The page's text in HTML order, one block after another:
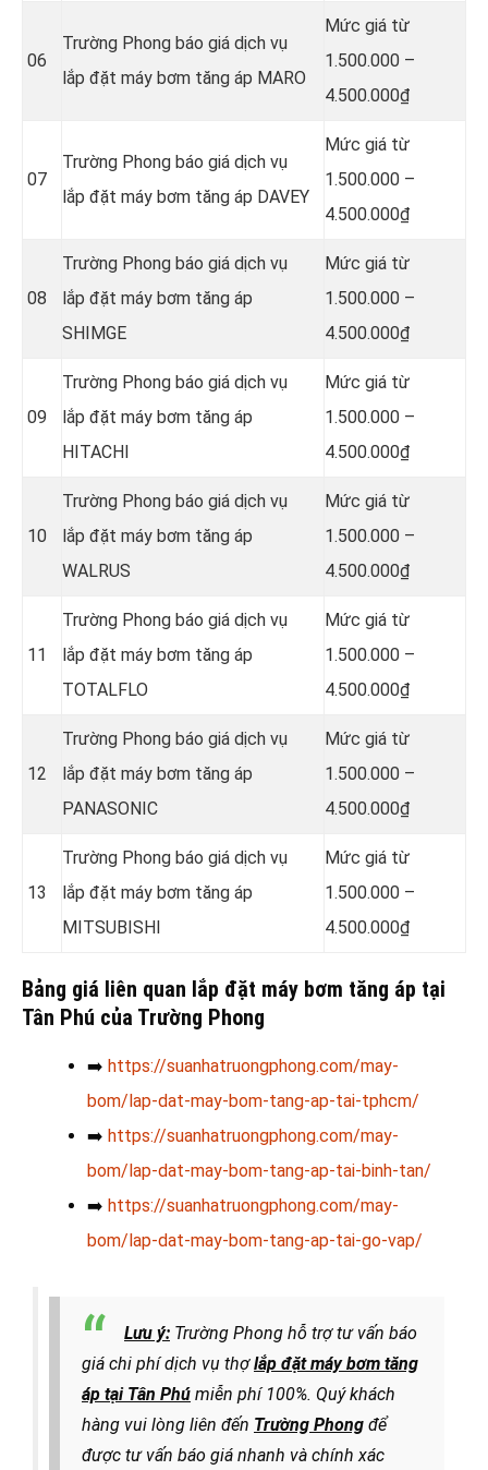
06
Trường Phong báo giá dịch vụ
lắp đặt máy bơm tăng áp MARO
Mức giá từ
1.500.000 –
4.500.000₫
07
Trường Phong báo giá dịch vụ
lắp đặt máy bơm tăng áp DAVEY
Mức giá từ
1.500.000 –
4.500.000₫
08
Trường Phong báo giá dịch vụ
lắp đặt máy bơm tăng áp
SHIMGE
Mức giá từ
1.500.000 –
4.500.000₫
09
Trường Phong báo giá dịch vụ
lắp đặt máy bơm tăng áp
HITACHI
Mức giá từ
1.500.000 –
4.500.000₫
10
Trường Phong báo giá dịch vụ
lắp đặt máy bơm tăng áp
WALRUS
Mức giá từ
1.500.000 –
4.500.000₫
11
Trường Phong báo giá dịch vụ
lắp đặt máy bơm tăng áp
TOTALFLO
Mức giá từ
1.500.000 –
4.500.000₫
12
Trường Phong báo giá dịch vụ
lắp đặt máy bơm tăng áp
PANASONIC
Mức giá từ
1.500.000 –
4.500.000₫
13
Trường Phong báo giá dịch vụ
lắp đặt máy bơm tăng áp
MITSUBISHI
Mức giá từ
1.500.000 –
4.500.000₫
Bảng giá liên quan lắp đặt máy bơm tăng áp tại
Tân Phú của Trường Phong
➡️ https://suanhatruongphong.com/may-
bom/lap-dat-may-bom-tang-ap-tai-tphcm/
➡️ https://suanhatruongphong.com/may-
bom/lap-dat-may-bom-tang-ap-tai-binh-tan/
➡️ https://suanhatruongphong.com/may-
bom/lap-dat-may-bom-tang-ap-tai-go-vap/
Lưu ý: Trường Phong hỗ trợ tư vấn báo
giá chi phí dịch vụ thợlắp đặt máy bơm tăng
áp tại Tân Phú miễn phí 100%. Quý khách
hàng vui lòng liên đến Trường Phong để
được tư vấn báo giá nhanh và chính xác